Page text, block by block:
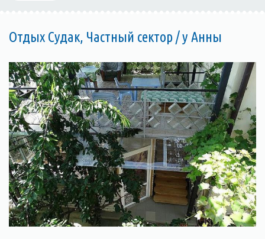
Отдых Судак, Частный сектор / у Анны